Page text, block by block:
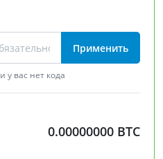
Применить
у вас нет кода
0.00000000 BTC